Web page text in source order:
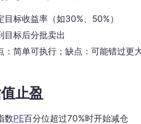
目标收益率（如30%、50%）
目标后分批卖出
：简单可执行；缺点：可能错过更
止盈
数PE百分位超过70%时开始减仓